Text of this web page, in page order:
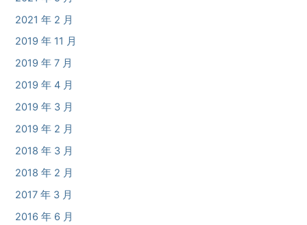
2021 年 2 月
2019 年 11 月
2019 年 7 月
2019 年 4 月
2019 年 3 月
2019 年 2 月
2018 年 3 月
2018 年 2 月
2017 年 3 月
2016 年 6 月